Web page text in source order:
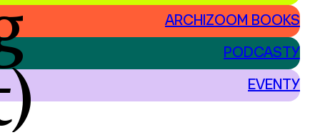
ARCHIZOOM BOOKS
PODCASTY
EVENTY